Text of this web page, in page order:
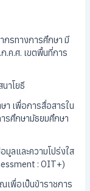
กรทางการศึกษา มี
.ค.ศ. เขตพื้นที่การ
าโยธี
า เพื่อการสื่อสารใน
รศึกษามัธยมศึกษา
ลและความโปร่งใส
: OIT+)
พื่อเป็นข้าราชการ